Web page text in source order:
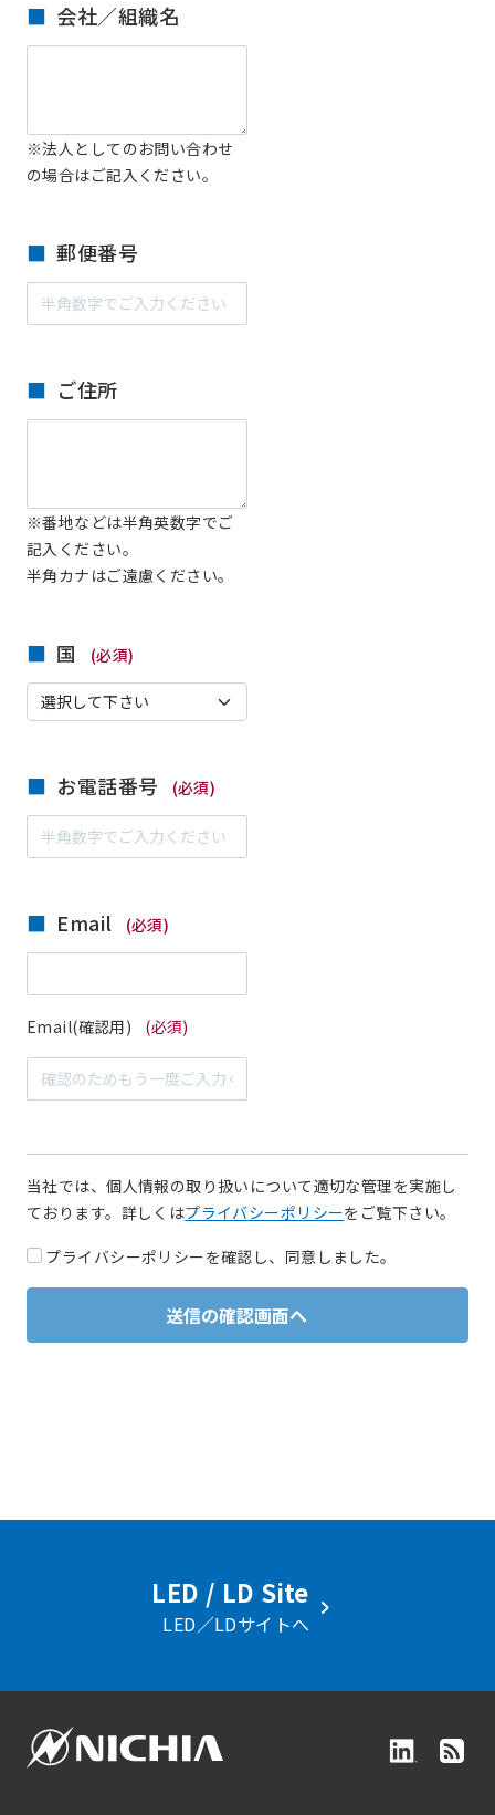
会社／組織名
※法人としてのお問い合わせ
の場合はご記入ください。
郵便番号
ご住所
※番地などは半角英数字でご
記入ください。
半角カナはご遠慮ください。
国 (必須)
お電話番号 (必須)
Email (必須)
Email(確認用) (必須)
当社では、個人情報の取り扱いについて適切な管理を実施し
ております。詳しくはプライバシーポリシーをご覧下さい。
プライバシーポリシーを確認し、同意しました。
LED / LD Site
LED／LDサイトへ